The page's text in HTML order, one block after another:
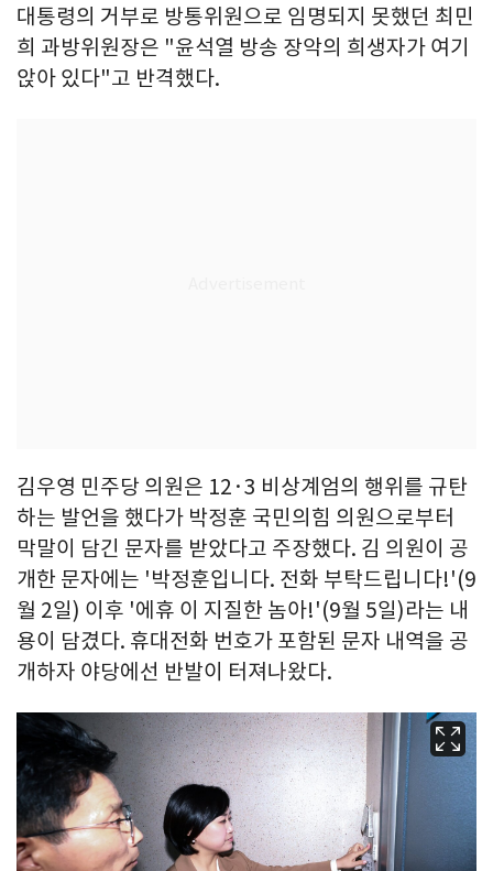
대통령의 거부로 방통위원으로 임명되지 못했던 최민
희 과방위원장은 "윤석열 방송 장악의 희생자가 여기
앉아 있다"고 반격했다.
김우영 민주당 의원은 12·3 비상계엄의 행위를 규탄
하는 발언을 했다가 박정훈 국민의힘 의원으로부터
막말이 담긴 문자를 받았다고 주장했다. 김 의원이 공
개한 문자에는 '박정훈입니다. 전화 부탁드립니다!'(9
월 2일) 이후 '에휴 이 지질한 놈아!'(9월 5일)라는 내
용이 담겼다. 휴대전화 번호가 포함된 문자 내역을 공
개하자 야당에선 반발이 터져나왔다.